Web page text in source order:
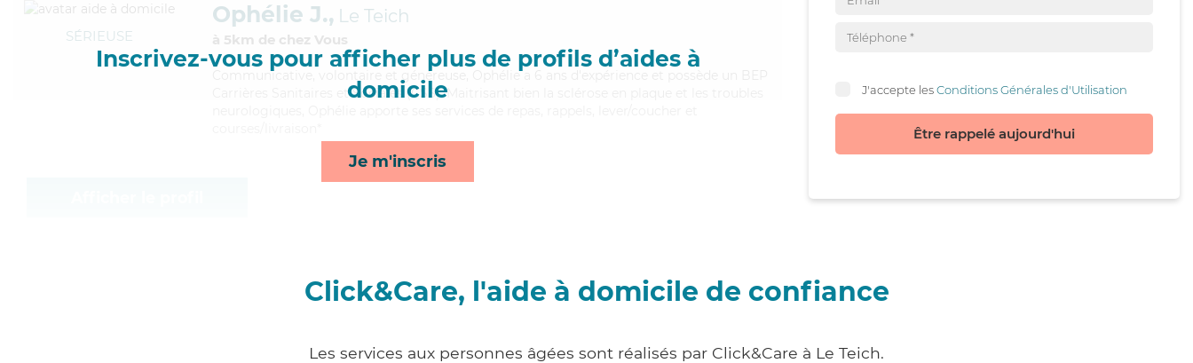
Inscrivez-vous pour afficher plus de profils d’aides à
domicile
Je m'inscris
SÉRIEUSE
Ophélie J., Le Teich
à 5km de chez Vous
Communicative
, volontaire et généreuse, Ophélie a 6 ans d'expérience et possède un BEP
Carrières Sanitaires et Sociales (CSS). Maitrisant bien la sclérose en plaque et les troubles
J'accepte lesConditions Générales d'Utilisation
Être rappelé aujourd'hui
Click&Care, l'aide à domicile de confiance
Les services aux personnes âgées sont réalisés par Click&Care à Le Teich.